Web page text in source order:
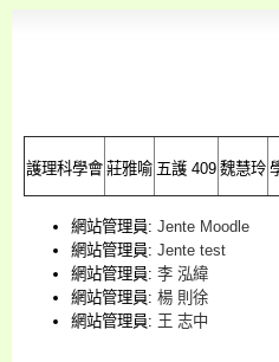
護理科學會 莊雅喻 五護 409 魏慧玲
網站管理員: Jente Moodle
網站管理員: Jente test
網站管理員: 李 泓緯
網站管理員: 楊 則徐
網站管理員: 王 志中